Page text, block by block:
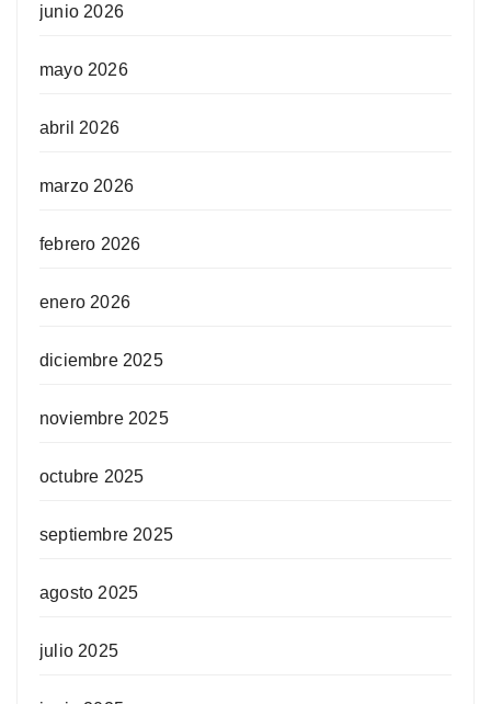
junio 2026
mayo 2026
abril 2026
marzo 2026
febrero 2026
enero 2026
diciembre 2025
noviembre 2025
octubre 2025
septiembre 2025
agosto 2025
julio 2025